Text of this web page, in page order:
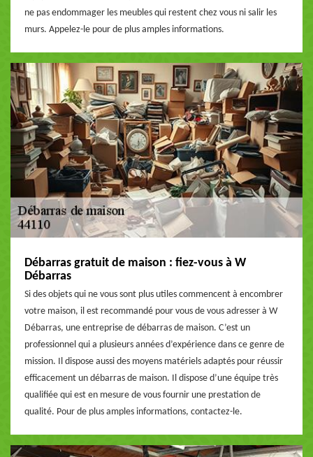
ne pas endommager les meubles qui restent chez vous ni salir les
murs. Appelez-le pour de plus amples informations.
Débarras gratuit de maison : fiez-vous à W
Débarras
Si des objets qui ne vous sont plus utiles commencent à encombrer
votre maison, il est recommandé pour vous de vous adresser à W
Débarras, une entreprise de débarras de maison. C’est un
professionnel qui a plusieurs années d’expérience dans ce genre de
mission. Il dispose aussi des moyens matériels adaptés pour réussir
efficacement un débarras de maison. Il dispose d’une équipe très
qualifiée qui est en mesure de vous fournir une prestation de
qualité. Pour de plus amples informations, contactez-le.